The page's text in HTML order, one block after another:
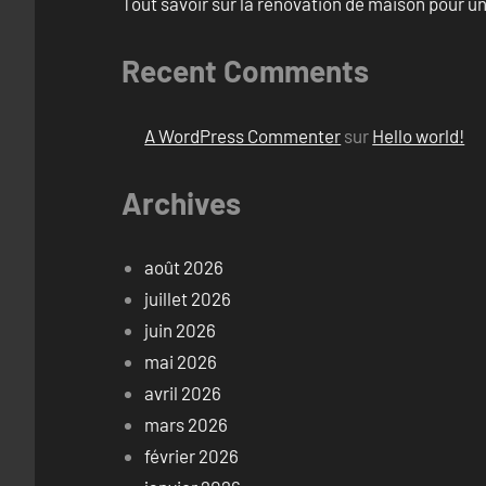
Recent Comments
A WordPress Commenter sur Hello world!
Archives
août 2026
juillet 2026
juin 2026
mai 2026
avril 2026
mars 2026
février 2026